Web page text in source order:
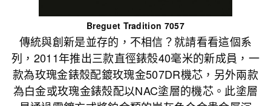
Breguet Tradition 7057
傳統與創新是並存的，不相信？就請看看這個系
列，2011年推出三款直徑錶殼40毫米的新成員，一
款為玫瑰金錶殼配鍍玫瑰金507DR機芯，另外兩款
為白金或玫瑰金錶殼配以NAC塗層的機芯。此塗層